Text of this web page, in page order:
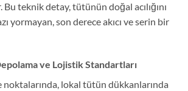
teknik detay, tütünün doğal acılığını
yormayan, son derece akıcı ve serin bir
ve Lojistik Standartları
noktalarında, lokal tütün dükkanlarında